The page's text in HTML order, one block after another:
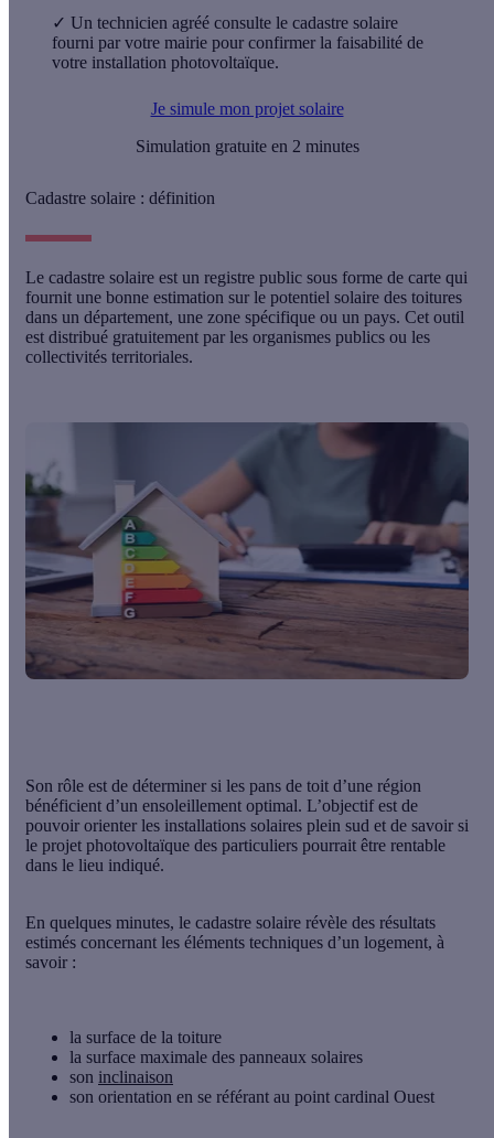
✓ Un technicien agréé consulte le cadastre solaire
fourni par votre mairie pour confirmer la faisabilité de
votre installation photovoltaïque.
Je simule mon projet solaire
Simulation gratuite en 2 minutes
Cadastre solaire : définition
Le cadastre solaire est un registre public sous forme de carte qui
fournit une bonne estimation sur le potentiel solaire des toitures
dans un département, une zone spécifique ou un pays. Cet outil
est distribué gratuitement par les organismes publics ou les
collectivités territoriales.
Son rôle est de déterminer si les pans de toit d’une région
bénéficient d’un ensoleillement optimal. L’objectif est de
pouvoir orienter les installations solaires plein sud et de savoir si
le projet photovoltaïque des particuliers pourrait être rentable
dans le lieu indiqué.
En quelques minutes, le cadastre solaire révèle des résultats
estimés concernant les éléments techniques d’un logement, à
savoir :
la surface de la toiture
la surface maximale des panneaux solaires
son inclinaison
son orientation en se référant au point cardinal Ouest